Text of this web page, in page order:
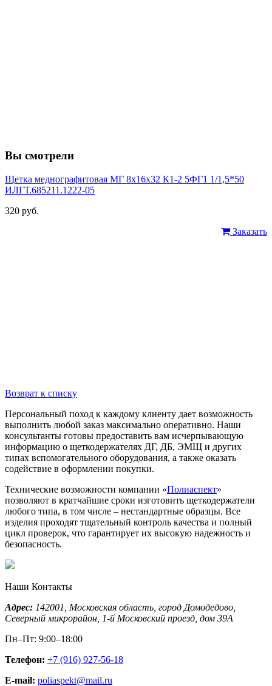
Вы смотрели
Щетка меднографитовая МГ 8х16х32 К1-2 5ФГ1 1/1,5*50
ИЛГТ.685211.1222-05
320 руб.
Заказать
Возврат к списку
Персональный поход к каждому клиенту дает возможность
выполнить любой заказ максимально оперативно. Наши
консультанты готовы предоставить вам исчерпывающую
информацию о щеткодержателях ДГ, ДБ, ЭМЩ и других
типах вспомогательного оборудования, а также оказать
содействие в оформлении покупки.
Технические возможности компании «Полиаспект»
позволяют в кратчайшие сроки изготовить щеткодержатели
любого типа, в том числе – нестандартные образцы. Все
изделия проходят тщательный контроль качества и полный
цикл проверок, что гарантирует их высокую надежность и
безопасность.
Наши Контакты
Адрес: 142001, Московская область, город Домодедово
Северный микрорайон, 1-й Московский проезд, дом 39А
Пн–Пт: 9:00–18:00
Телефон: +7 (916) 927-56-18
E-mail: poliaspekt@mail.ru